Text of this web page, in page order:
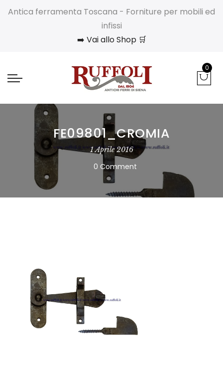
Antica ferramenta Toscana - Forniture per mobili ed
infissi
➡️ Vai allo Shop 🛒
0
FE09801_CROMIA
1 Aprile 2016
0 Comment